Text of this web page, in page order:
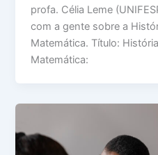
profa. Célia Leme
com a gente sobre a
Matemática. Título:
Matemática: